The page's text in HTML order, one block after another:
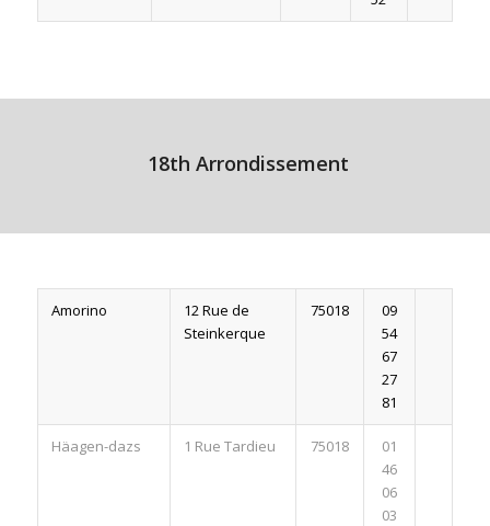
18th Arrondissement
Amorino
12 Rue de
Steinkerque
75018
09
54
67
27
81
Häagen-dazs 1 Rue Tardieu 75018
01
46
06
03